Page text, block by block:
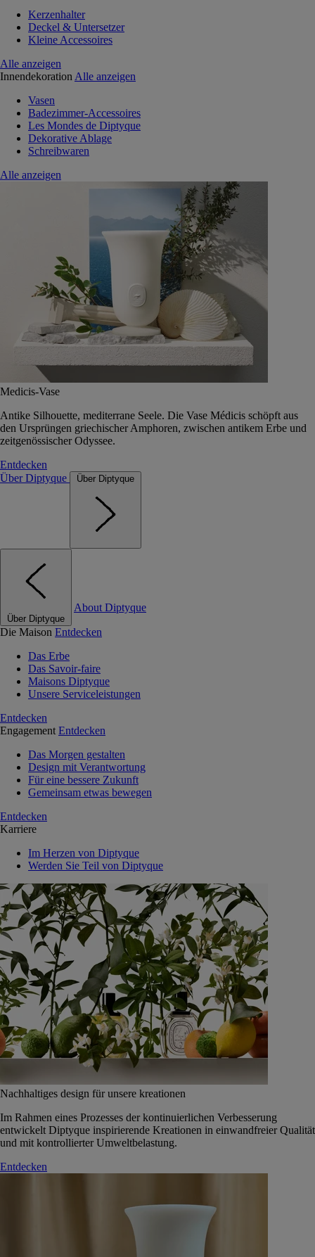
Kerzenhalter
Deckel & Untersetzer
Kleine Accessoires
Alle anzeigen
Innendekoration Alle anzeigen
Vasen
Badezimmer-Accessoires
Les Mondes de Diptyque
Dekorative Ablage
Schreibwaren
Alle anzeigen
Medicis-Vase
Antike Silhouette, mediterrane Seele. Die Vase Médicis schöpft aus
den Ursprüngen griechischer Amphoren, zwischen antikem Erbe und
zeitgenössischer Odyssee.
Entdecken
Über Diptyque
Über Diptyque
Über Diptyque
About Diptyque
Die Maison Entdecken
Das Erbe
Das Savoir-faire
Maisons Diptyque
Unsere Serviceleistungen
Entdecken
Engagement Entdecken
Das Morgen gestalten
Design mit Verantwortung
Für eine bessere Zukunft
Gemeinsam etwas bewegen
Entdecken
Karriere
Im Herzen von Diptyque
Werden Sie Teil von Diptyque
Nachhaltiges design für unsere kreationen
Im Rahmen eines Prozesses der kontinuierlichen Verbesserung
entwickelt Diptyque inspirierende Kreationen in einwandfreier Qualität
und mit kontrollierter Umweltbelastung.
Entdecken